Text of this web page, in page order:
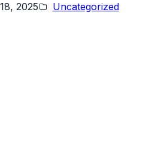
2025 Uncategorized